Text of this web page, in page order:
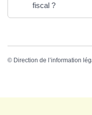
fiscal ?
© Direction de l’information